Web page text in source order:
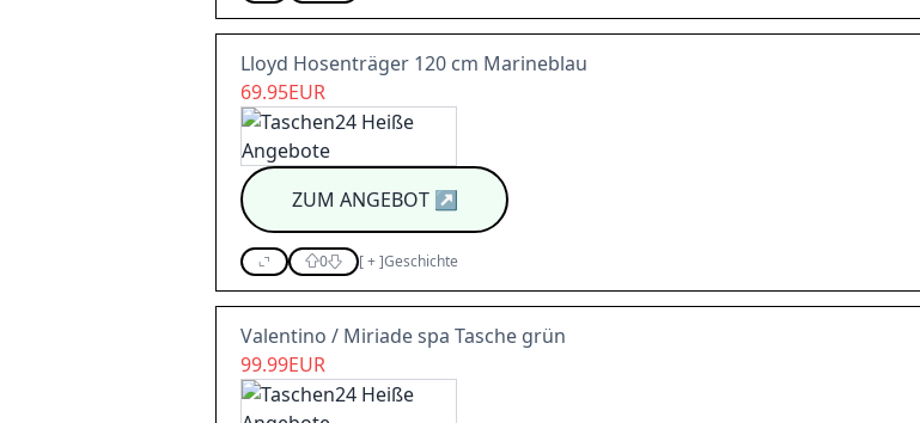
Lloyd Hosenträger 120 cm Marineblau
69.95EUR
ZUM ANGEBOT↗
0 [+]Geschichte
Valentino / Miriade spa Tasche grün
99.99EUR